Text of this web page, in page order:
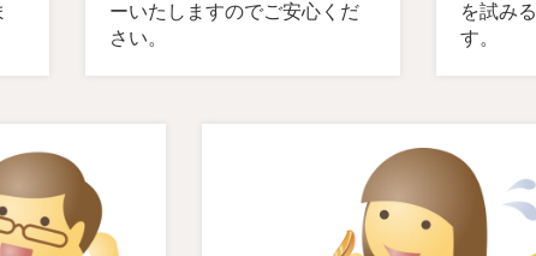
ーいたしますのでご安心くだ
さい。
を試み
す。